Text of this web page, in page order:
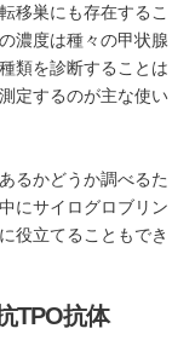
移巣にも存在するこ
濃度は種々の甲状腺
類を診断することは
定するのが主な使い
るかどうか調べるた
にサイログロブリン
役立てることもでき
TPO抗体